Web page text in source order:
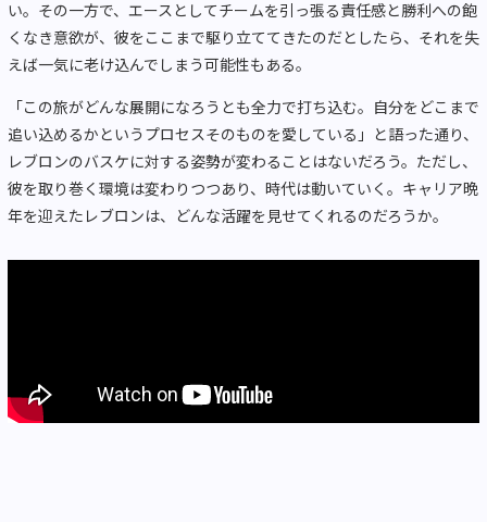
い。その一方で、エースとしてチームを引っ張る責任感と勝利への飽
くなき意欲が、彼をここまで駆り立ててきたのだとしたら、それを失
えば一気に老け込んでしまう可能性もある。
「この旅がどんな展開になろうとも全力で打ち込む。自分をどこまで
追い込めるかというプロセスそのものを愛している」と語った通り、
レブロンのバスケに対する姿勢が変わることはないだろう。ただし、
彼を取り巻く環境は変わりつつあり、時代は動いていく。キャリア晩
年を迎えたレブロンは、どんな活躍を見せてくれるのだろうか。